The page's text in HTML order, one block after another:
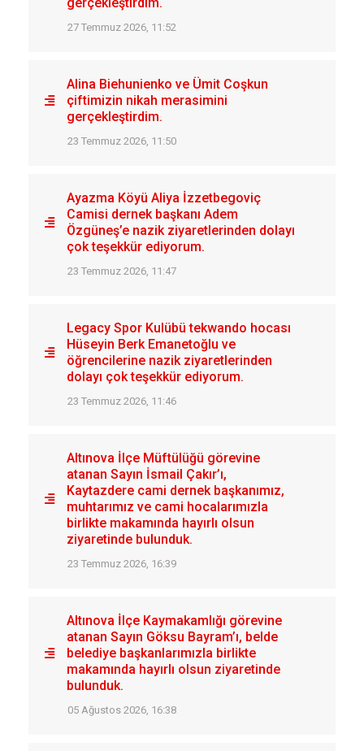
27 Temmuz 2026, 11:52
Alina Biehunienko ve Ümit Coşkun
çiftimizin nikah merasimini
gerçekleştirdim.
23 Temmuz 2026, 11:50
Ayazma Köyü Aliya İzzetbegoviç
Camisi dernek başkanı Adem
Özgüneş’e nazik ziyaretlerinden dolayı
çok teşekkür ediyorum.
23 Temmuz 2026, 11:47
Legacy Spor Kulübü tekwando hocası
Hüseyin Berk Emanetoğlu ve
öğrencilerine nazik ziyaretlerinden
dolayı çok teşekkür ediyorum.
23 Temmuz 2026, 11:46
Altınova İlçe Müftülüğü görevine
atanan Sayın İsmail Çakır’ı,
Kaytazdere cami dernek başkanımız,
muhtarımız ve cami hocalarımızla
birlikte makamında hayırlı olsun
ziyaretinde bulunduk.
23 Temmuz 2026, 16:39
Altınova İlçe Kaymakamlığı görevine
atanan Sayın Göksu Bayram’ı, belde
belediye başkanlarımızla birlikte
makamında hayırlı olsun ziyaretinde
bulunduk.
05 Ağustos 2026, 16:38